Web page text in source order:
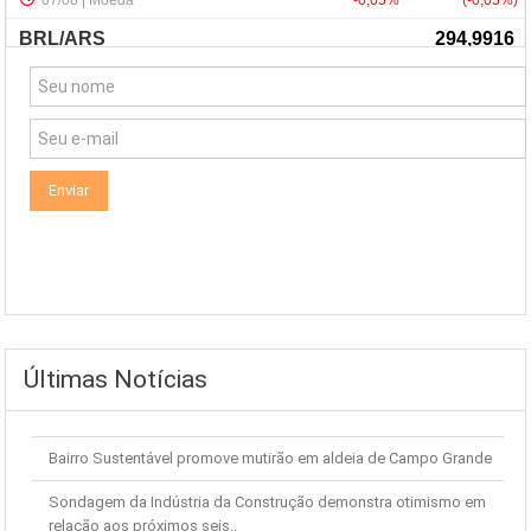
NewsLetter
Últimas Notícias
Bairro Sustentável promove mutirão em aldeia de Campo Grande
Sondagem da Indústria da Construção demonstra otimismo em
relação aos próximos seis..